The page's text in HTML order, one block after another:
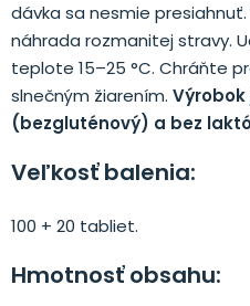
dávka sa nesmie
náhrada rozmanitej stravy.
teplote 15–25 °C. Chráňte
slnečným žiarením. Výrobok
(bezgluténový) a bez
Veľkosť balenia:
100 + 20 tabliet.
Hmotnosť obsahu: